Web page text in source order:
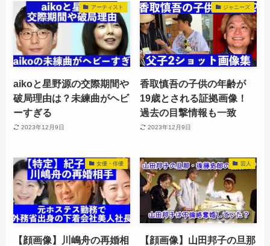
アーティスト
aikoと星野源の交際期間や
破局理由は？未練曲がヘビ
ーすぎる
2023年12月9日
ジャニーズ
香取慎吾の子供の年齢が
19歳とされる証拠画像！
過去の目撃情報も一致
2023年12月9日
女優・俳優
【顔画像】川嶋舟の再婚相
芸人
【顔画像】山田邦子の旦那